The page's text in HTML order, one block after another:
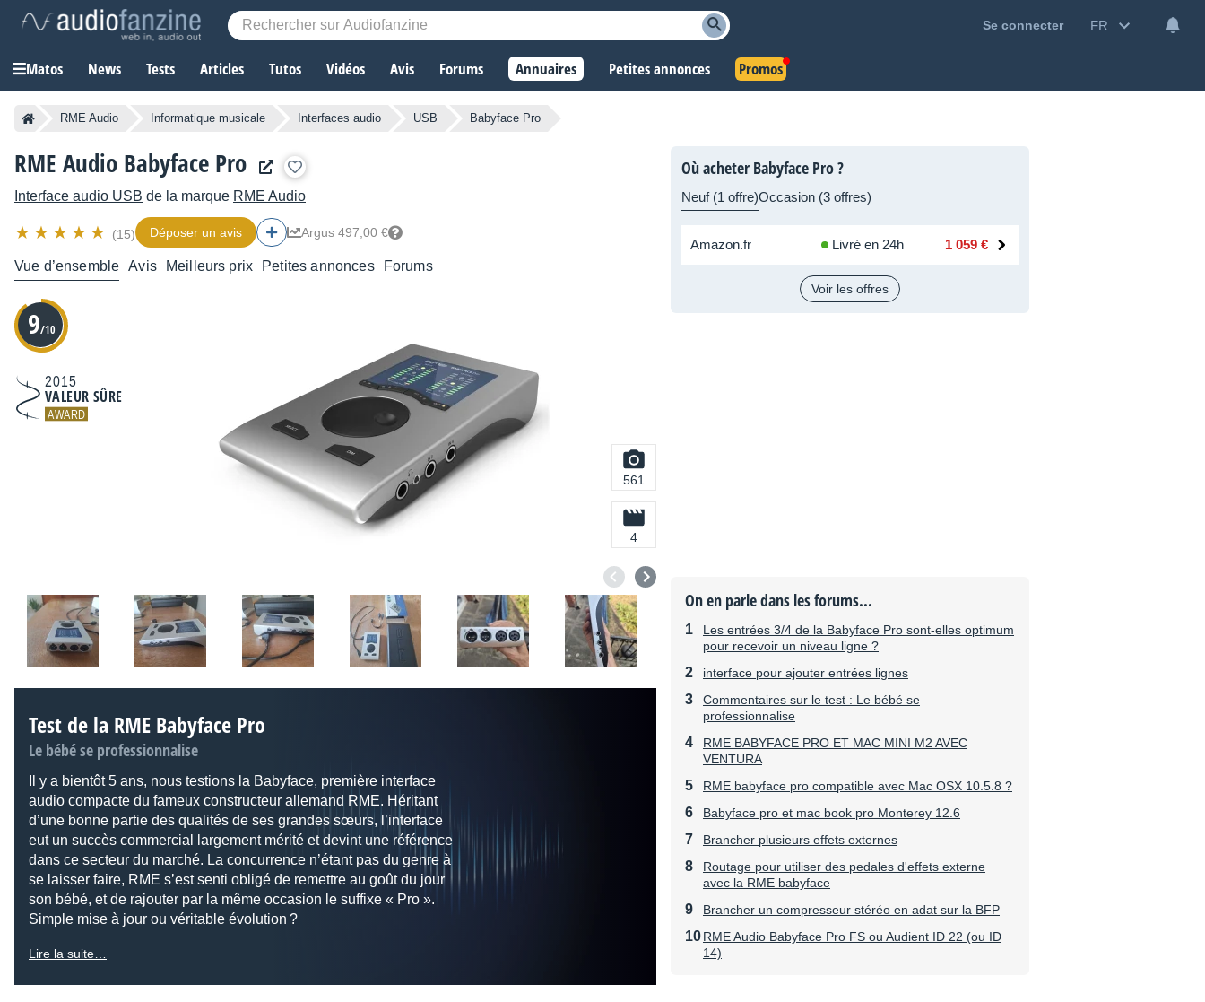
Se connecter FR
Matos News Tests Articles Tutos Vidéos Avis Forums Annuaires Petites annonces Promos
RME Audio Informatique musicale Interfaces audio USB Babyface Pro
RME Audio Babyface Pro
Interface audio USB de la marque RME Audio
(15) Déposer un avis Argus 497,00 €
Vue d’ensemble Avis Meilleurs prix Petites annonces Forums
9/10
2015
VALEUR SÛRE
AWARD
561
4
Test de la RME Babyface Pro
Le bébé se professionnalise
Il y a bientôt 5 ans, nous testions la Babyface, première interface
audio compacte du fameux constructeur allemand RME. Héritant
d’une bonne partie des qualités de ses grandes sœurs, l’interface
eut un succès commercial largement mérité et devint une référence
dans ce secteur du marché. La concurrence n’étant pas du genre à
se laisser faire, RME s’est senti obligé de remettre au goût du jour
son bébé, et de rajouter par la même occasion le suffixe « Pro ».
Simple mise à jour ou véritable évolution ?
Lire la suite…
Où acheter Babyface Pro ?
Neuf (1 offre)Occasion (3 offres)
Amazon.fr Livré en 24h 1 059 €
Voir les offres
On en parle dans les forums...
Les entrées 3/4 de la Babyface Pro sont-elles optimum
pour recevoir un niveau ligne ?
interface pour ajouter entrées lignes
Commentaires sur le test : Le bébé se
professionnalise
RME BABYFACE PRO ET MAC MINI M2 AVEC
VENTURA
RME babyface pro compatible avec Mac OSX 10.5.8 ?
Babyface pro et mac book pro Monterey 12.6
Brancher plusieurs effets externes
Routage pour utiliser des pedales d'effets externe
avec la RME babyface
Brancher un compresseur stéréo en adat sur la BFP
RME Audio Babyface Pro FS ou Audient ID 22 (ou ID
14)